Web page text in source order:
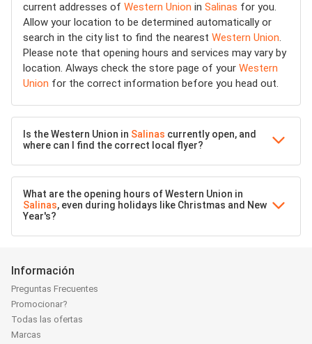
current addresses of Western Union in Salinas for you.
Allow your location to be determined automatically or
search in the city list to find the nearest Western Union.
Please note that opening hours and services may vary by
location. Always check the store page of your Western
Union for the correct information before you head out.
Is the Western Union in Salinas currently open, and
where can I find the correct local flyer?
What are the opening hours of Western Union in
Salinas, even during holidays like Christmas and New
Year's?
Información
Preguntas Frecuentes
Promocionar?
Todas las ofertas
Marcas